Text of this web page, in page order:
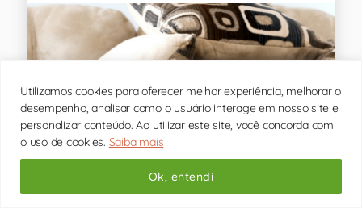
Utilizamos cookies para oferecer melhor experiência, melhorar o
desempenho, analisar como o usuário interage em nosso site e
personalizar conteúdo. Ao utilizar este site, você concorda com
o uso de cookies. Saiba mais
Ok, entendi